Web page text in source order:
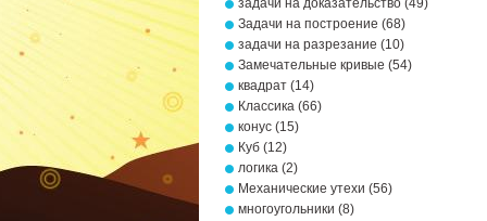
задачи на доказательство (49)
Задачи на построение (68)
задачи на разрезание (10)
Замечательные кривые (54)
квадрат (14)
Классика (66)
конус (15)
Куб (12)
логика (2)
Механические утехи (56)
многоугольники (8)